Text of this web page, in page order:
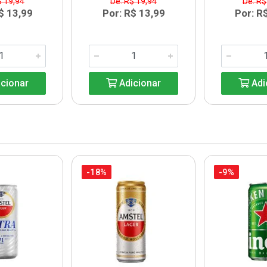
13,99 Por: R$ 13,99
Adicionar
Por:
-18% -9%